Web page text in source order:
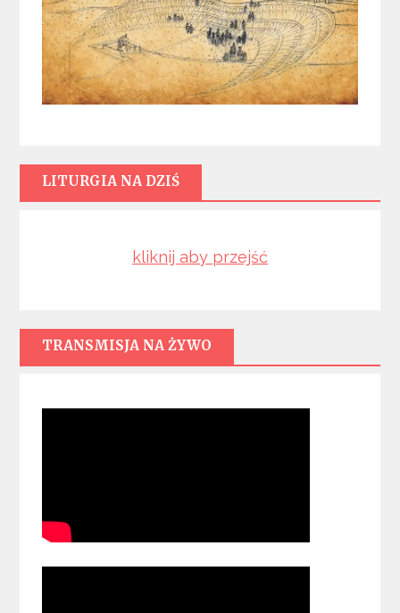
LITURGIA NA DZIŚ
kliknij aby przejść
TRANSMISJA NA ŻYWO